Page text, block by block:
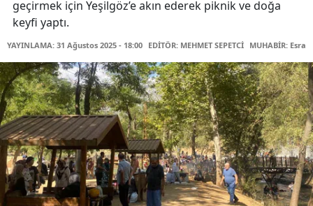
geçirmek için Yeşilgöz’e akın ederek piknik ve doğa
keyfi yaptı.
YAYINLAMA: 31 Ağustos 2025 - 18:00 EDİTÖR: MEHMET SEPETCİ MUHABİR: Esra